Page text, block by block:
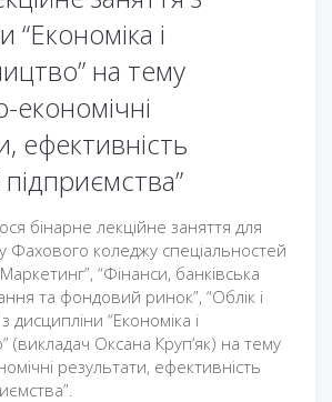
“Економіка і
на тему
економічні
ефективність
підприємства”
бінарне лекційне заняття для
Фахового коледжу спеціальностей
“Фінанси, банківська
та фондовий ринок”, “Облік і
дисципліни “Економіка і
(викладач Оксана Круп’як) на тему
результати, ефективність